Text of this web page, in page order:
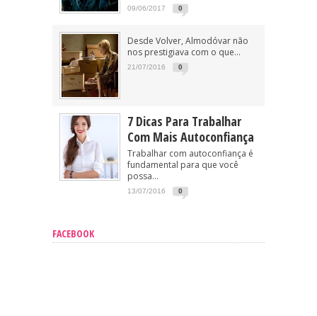
09/06/2017 0
Desde Volver, Almodóvar não
nos prestigiava com o que...
21/07/2016 0
7 Dicas Para Trabalhar
Com Mais Autoconfiança
Trabalhar com autoconfiança é
fundamental para que você
possa...
13/07/2016 0
FACEBOOK